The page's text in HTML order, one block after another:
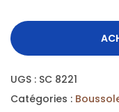
UGS : SC 8221
Catégories :